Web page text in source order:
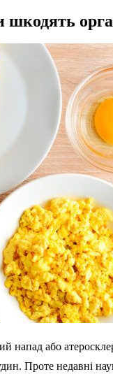
шкодять
напад або
Проте недавні